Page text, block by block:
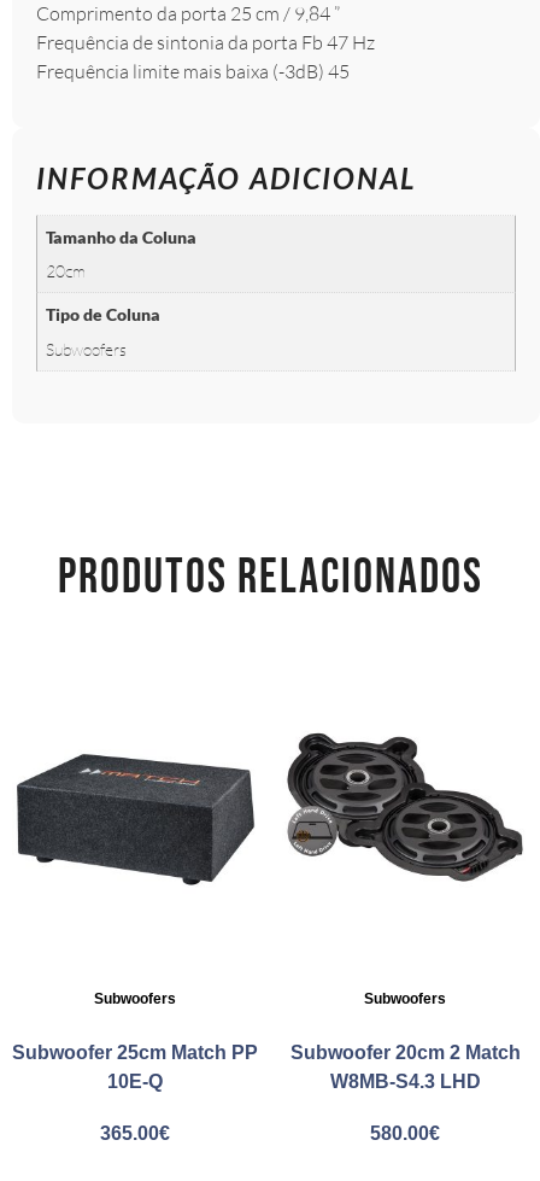
Comprimento da porta 25 cm / 9,84 ”
Frequência de sintonia da porta Fb 47 Hz
Frequência limite mais baixa (-3dB) 45
INFORMAÇÃO ADICIONAL
Tamanho da Coluna
20cm
Tipo de Coluna
Subwoofers
PRODUTOS RELACIONADOS
Subwoofers
Subwoofer 25cm Match PP
10E-Q
365.00€
Subwoofers
Subwoofer 20cm 2 Match
W8MB-S4.3 LHD
580.00€